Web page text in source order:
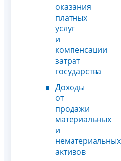
оказания
платных
услуг
и
компенсации
затрат
государства
Доходы
от
продажи
материальных
и
нематериальных
активов